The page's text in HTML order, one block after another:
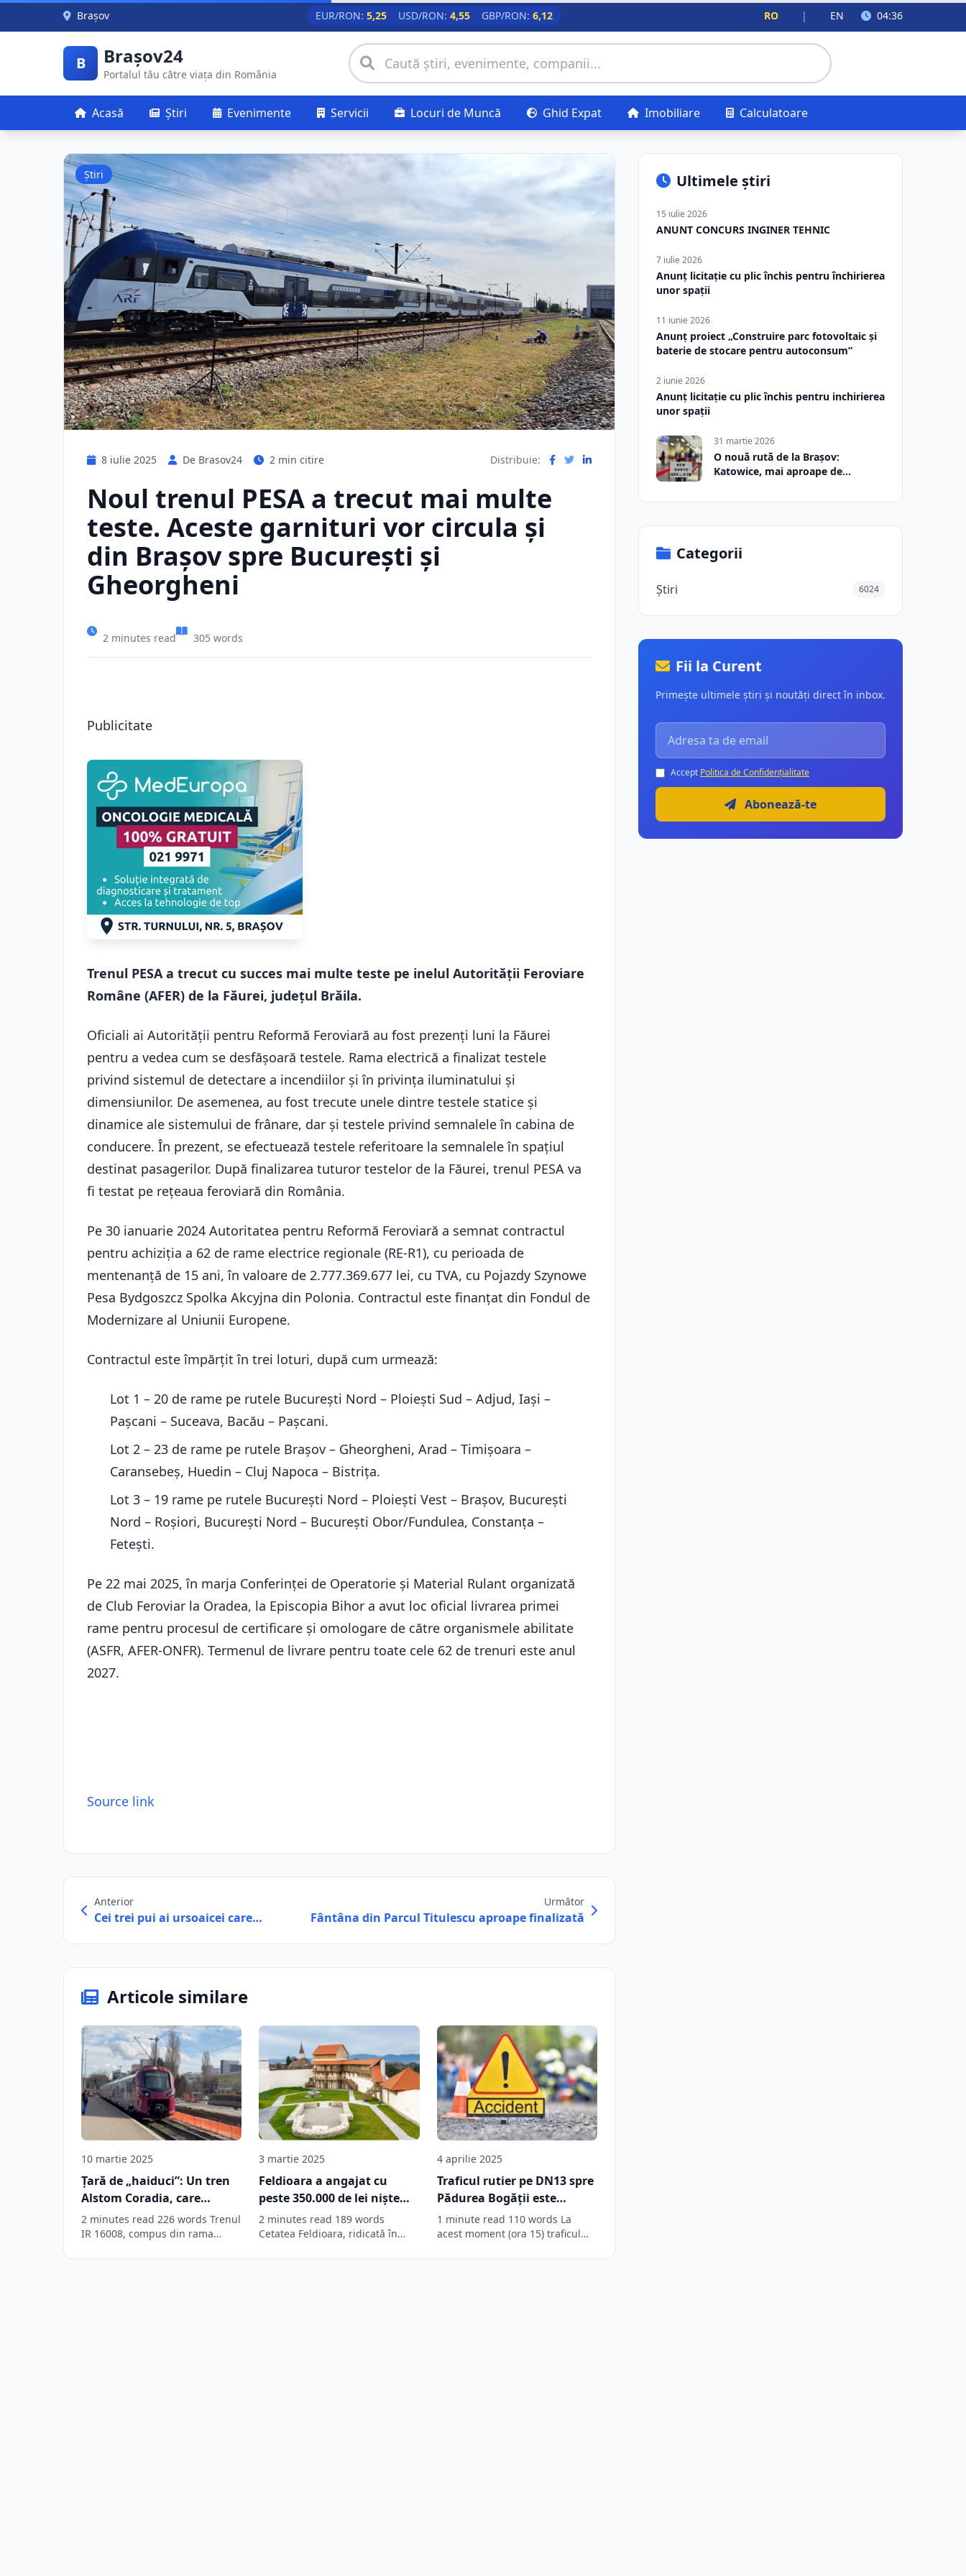
Skip to main content
Brașov EUR/RON: 5,25 USD/RON: 4,55 GBP/RON: 6,12 RO | EN 04:36
B Brașov24
Portalul tău către viața din România
Acasă Știri Evenimente Servicii Locuri de Muncă Ghid Expat Imobiliare Calculatoare
Știri
8 iulie 2025 De Brasov24 2 min citire Distribuie:
Noul trenul PESA a trecut mai multe
teste. Aceste garnituri vor circula şi
din Braşov spre Bucureşti şi
Gheorgheni
2 minutes read 305 words
Publicitate
Trenul PESA a trecut cu succes mai multe teste pe inelul Autorității Feroviare
Române (AFER) de la Făurei, județul Brăila.
Oficiali ai Autorității pentru Reformă Feroviară au fost prezenți luni la Făurei
pentru a vedea cum se desfășoară testele. Rama electrică a finalizat testele
privind sistemul de detectare a incendiilor și în privința iluminatului și
dimensiunilor. De asemenea, au fost trecute unele dintre testele statice și
dinamice ale sistemului de frânare, dar și testele privind semnalele în cabina de
conducere. În prezent, se efectuează testele referitoare la semnalele în spațiul
destinat pasagerilor. După finalizarea tuturor testelor de la Făurei, trenul PESA va
fi testat pe rețeaua feroviară din România.
Pe 30 ianuarie 2024 Autoritatea pentru Reformă Feroviară a semnat contractul
pentru achiziția a 62 de rame electrice regionale (RE-R1), cu perioada de
mentenanță de 15 ani, în valoare de 2.777.369.677 lei, cu TVA, cu Pojazdy Szynowe
Pesa Bydgoszcz Spolka Akcyjna din Polonia. Contractul este finanțat din Fondul de
Modernizare al Uniunii Europene.
Contractul este împărțit în trei loturi, după cum urmează:
Lot 1 – 20 de rame pe rutele București Nord – Ploiești Sud – Adjud, Iași –
Pașcani – Suceava, Bacău – Pașcani.
Lot 2 – 23 de rame pe rutele Brașov – Gheorgheni, Arad – Timișoara –
Caransebeș, Huedin – Cluj Napoca – Bistrița.
Lot 3 – 19 rame pe rutele București Nord – Ploiești Vest – Brașov, București
Nord – Roșiori, București Nord – București Obor/Fundulea, Constanța –
Fetești.
Pe 22 mai 2025, în marja Conferinței de Operatorie și Material Rulant organizată
de Club Feroviar la Oradea, la Episcopia Bihor a avut loc oficial livrarea primei
rame pentru procesul de certificare și omologare de către organismele abilitate
(ASFR, AFER-ONFR). Termenul de livrare pentru toate cele 62 de trenuri este anul
2027.
Source link
Anterior
Cei trei pui ai ursoaicei care…
Următor
Fântâna din Parcul Titulescu aproape finalizată
Articole similare
10 martie 2025
Țară de „haiduci”: Un tren
Alstom Coradia, care
circula pe relația Brașov
2 minutes read 226 words Trenul
IR 16008, compus din rama
3 martie 2025
Feldioara a angajat cu
peste 350.000 de lei niște
„străjeri” care să păzească
cetatea și baza sportivă din
2 minutes read 189 words
Cetatea Feldioara, ridicată în
4 aprilie 2025
Traficul rutier pe DN13 spre
Pădurea Bogății este
blocat, în urma unui
accident
1 minute read 110 words La
acest moment (ora 15) traficul
Ultimele știri
15 iulie 2026
ANUNT CONCURS INGINER TEHNIC
7 iulie 2026
Anunț licitație cu plic închis pentru închirierea
unor spații
11 iunie 2026
Anunț proiect „Construire parc fotovoltaic și
baterie de stocare pentru autoconsum”
2 iunie 2026
Anunț licitație cu plic închis pentru inchirierea
unor spații
31 martie 2026
O nouă rută de la Brașov:
Katowice, mai aproape de
Categorii
Știri 6024
Fii la Curent
Primește ultimele știri și noutăți direct în inbox.
Accept Politica de Confidențialitate
Abonează-te